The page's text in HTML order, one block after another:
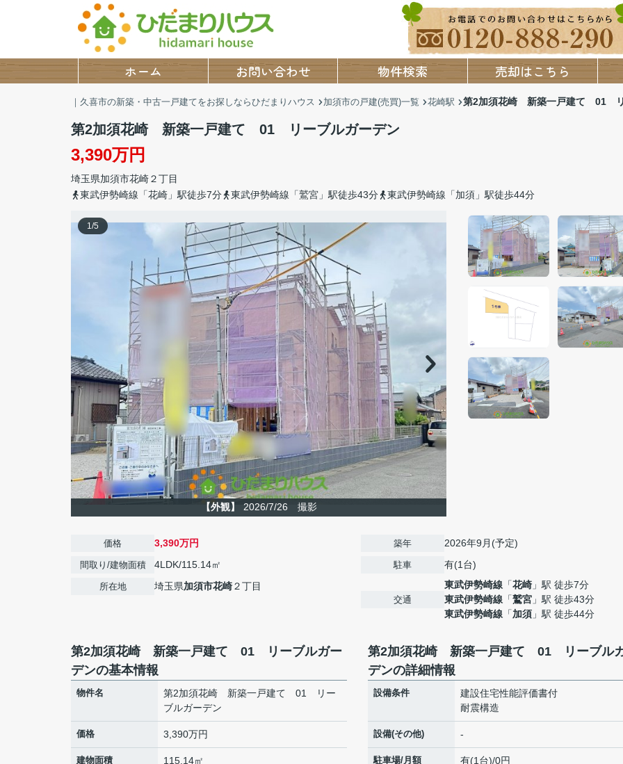
ホーム お問い合わせ 物件検索 売却はこちら
｜久喜市の新築・中古一戸建てをお探しならひだまりハウス 加須市の戸建(売買)一覧 花崎駅 第2加須花崎 新築一戸建て 01 リ
第2加須花崎 新築一戸建て 01 リーブルガーデン
3,390万円
埼玉県加須市花崎２丁目
東武伊勢崎線「花崎」駅徒歩7分
東武伊勢崎線「鷲宮」駅徒歩43分 東武伊勢崎線「加須」駅徒歩44分
1/5
【外観】 2026/7/26 撮影
価格 3,390万円
間取り/建物面積 4LDK/115.14㎡
所在地 埼玉県加須市花崎２丁目
築年 2026年9月(予定)
駐車 有(1台)
交通
東武伊勢崎線 「花崎 」駅 徒歩7分
東武伊勢崎線 「鷲宮 」駅 徒歩43分
東武伊勢崎線 「加須 」駅 徒歩44分
第2加須花崎 新築一戸建て 01 リーブルガー
デンの基本情報
物件名
第2加須花崎 新築一戸建て 01 リー
ブルガーデン
価格 3,390万円
建物面積 115.14㎡
第2加須花崎 新築一戸建て 01 リーブル
デンの詳細情報
設備条件
建設住宅性能評価書付
耐震構造
設備(その他) -
駐車場/月額 有(1台)/0円